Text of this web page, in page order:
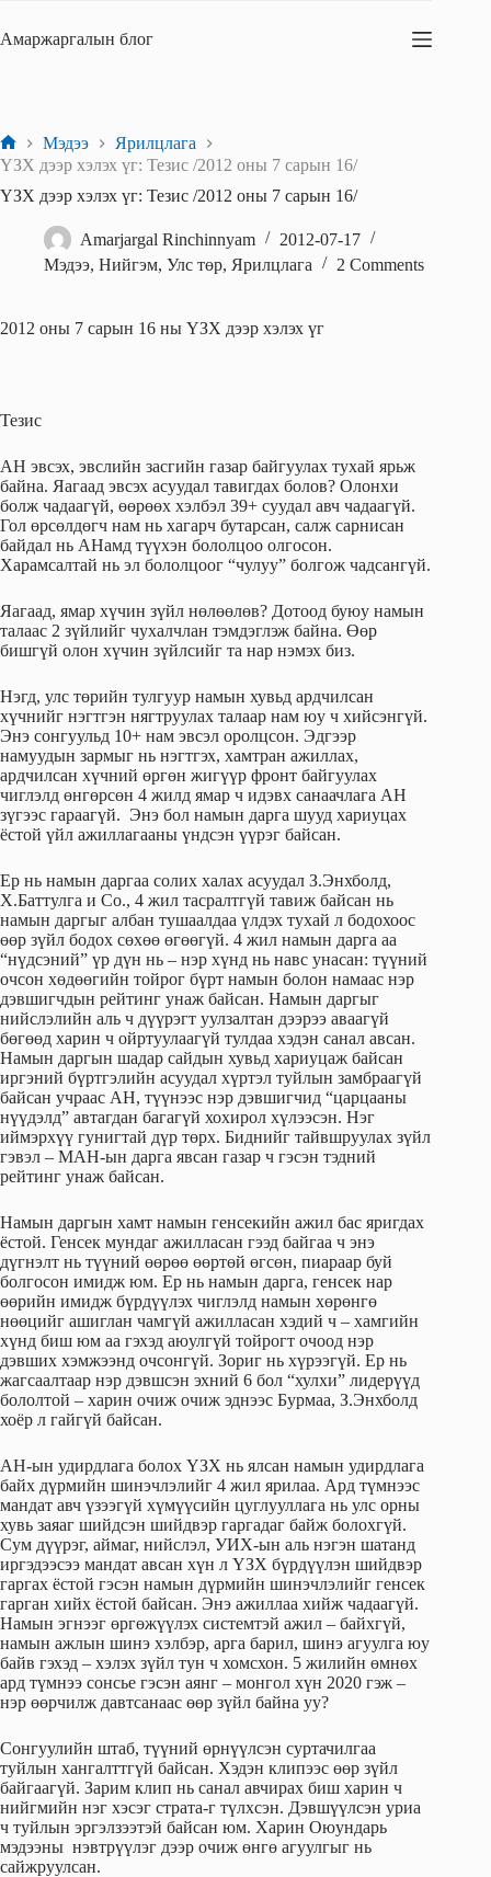
content
Амаржаргалын блог
Home
Мэдээ
Ярилцлага
ҮЗХ дээр хэлэх үг: Тезис /2012 оны 7 сарын 16/
ҮЗХ дээр хэлэх үг: Тезис /2012 оны 7 сарын 16/
Amarjargal Rinchinnyam
2012-07-17
Мэдээ, Нийгэм, Улс төр, Ярилцлага 2 Comments
2012 оны 7 сарын 16 ны ҮЗХ дээр хэлэх үг
Тезис
АН эвсэх, эвслийн засгийн газар байгуулах тухай ярьж
байна. Яагаад эвсэх асуудал тавигдах болов? Олонхи
болж чадаагүй, өөрөөх хэлбэл 39+ суудал авч чадаагүй.
Гол өрсөлдөгч нам нь хагарч бутарсан, салж сарнисан
байдал нь АНамд түүхэн бололцоо олгосон.
Харамсалтай нь эл бололцоог “чулуу” болгож чадсангүй.
Яагаад, ямар хүчин зүйл нөлөөлөв? Дотоод буюу намын
талаас 2 зүйлийг чухалчлан тэмдэглэж байна. Өөр
бишгүй олон хүчин зүйлсийг та нар нэмэх биз.
Нэгд, улс төрийн тулгуур намын хувьд ардчилсан
хүчнийг нэгтгэн нягтруулах талаар нам юу ч хийсэнгүй.
Энэ сонгуульд 10+ нам эвсэл оролцсон. Эдгээр
намуудын зармыг нь нэгтгэх, хамтран ажиллах,
ардчилсан хүчний өргөн жигүүр фронт байгуулах
чиглэлд өнгөрсөн 4 жилд ямар ч идэвх санаачлага АН
зүгээс гараагүй. Энэ бол намын дарга шууд хариуцах
ёстой үйл ажиллагааны үндсэн үүрэг байсан.
Ер нь намын даргаа солих халах асуудал З.Энхболд,
Х.Баттулга и Со., 4 жил тасралтгүй тавиж байсан нь
намын даргыг албан тушаалдаа үлдэх тухай л бодохоос
өөр зүйл бодох сөхөө өгөөгүй. 4 жил намын дарга аа
“нүдсэний” үр дүн нь – нэр хүнд нь навс унасан: түүний
очсон хөдөөгийн тойрог бүрт намын болон намаас нэр
дэвшигчдын рейтинг унаж байсан. Намын даргыг
нийслэлийн аль ч дүүрэгт уулзалтан дээрээ аваагүй
бөгөөд харин ч ойртуулаагүй тулдаа хэдэн санал авсан.
Намын даргын шадар сайдын хувьд хариуцаж байсан
иргэний бүртгэлийн асуудал хүртэл туйлын замбраагүй
байсан учраас АН, түүнээс нэр дэвшигчид “царцааны
нүүдэлд” автагдан багагүй хохирол хүлээсэн. Нэг
иймэрхүү гунигтай дүр төрх. Биднийг тайвшруулах зүйл
гэвэл – МАН-ын дарга явсан газар ч гэсэн тэдний
рейтинг унаж байсан.
Намын даргын хамт намын генсекийн ажил бас яригдах
ёстой. Генсек мундаг ажилласан гээд байгаа ч энэ
дүгнэлт нь түүний өөрөө өөртөй өгсөн, пиараар буй
болгосон имидж юм. Ер нь намын дарга, генсек нар
өөрийн имидж бүрдүүлэх чиглэлд намын хөрөнгө
нөөцийг ашиглан чамгүй ажилласан хэдий ч – хамгийн
хүнд биш юм аа гэхэд аюулгүй тойрогт очоод нэр
дэвших хэмжээнд очсонгүй. Зориг нь хүрээгүй. Ер нь
жагсаалтаар нэр дэвшсэн эхний 6 бол “хулхи” лидерүүд
бололтой – харин очиж очиж эднээс Бурмаа, З.Энхболд
хоёр л гайгүй байсан.
АН-ын удирдлага болох ҮЗХ нь ялсан намын удирдлага
байх дүрмийн шинэчлэлийг 4 жил ярилаа. Ард түмнээс
мандат авч үзээгүй хүмүүсийн цуглууллага нь улс орны
хувь заяаг шийдсэн шийдвэр гаргадаг байж болохгүй.
Сум дүүрэг, аймаг, нийслэл, УИХ-ын аль нэгэн шатанд
иргэдээсээ мандат авсан хүн л ҮЗХ бүрдүүлэн шийдвэр
гаргах ёстой гэсэн намын дүрмийн шинэчлэлийг генсек
гарган хийх ёстой байсан. Энэ ажиллаа хийж чадаагүй.
Намын эгнээг өргөжүүлэх системтэй ажил – байхгүй,
намын ажлын шинэ хэлбэр, арга барил, шинэ агуулга юу
байв гэхэд – хэлэх зүйл тун ч хомсхон. 5 жилийн өмнөх
ард түмнээ сонсье гэсэн аянг – монгол хүн 2020 гэж –
нэр өөрчилж давтсанаас өөр зүйл байна уу?
Сонгуулийн штаб, түүний өрнүүлсэн суртачилгаа
туйлын хангалттгүй байсан. Хэдэн клипээс өөр зүйл
байгаагүй. Зарим клип нь санал авчирах биш харин ч
нийгмийн нэг хэсэг страта-г түлхсэн. Дэвшүүлсэн уриа
ч туйлын эргэлзээтэй байсан юм. Харин Оюундарь
мэдээны нэвтрүүлэг дээр очиж өнгө агуулгыг нь
сайжруулсан.